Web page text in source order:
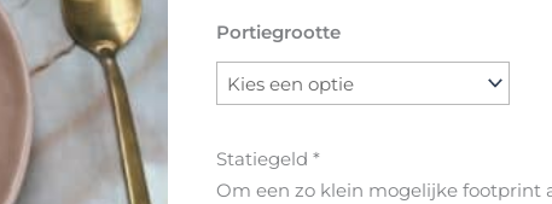
Portiegrootte
Statiegeld *
Om een zo klein mogelijke footprint
Lente
stamppot
snijbonen,
doperwten